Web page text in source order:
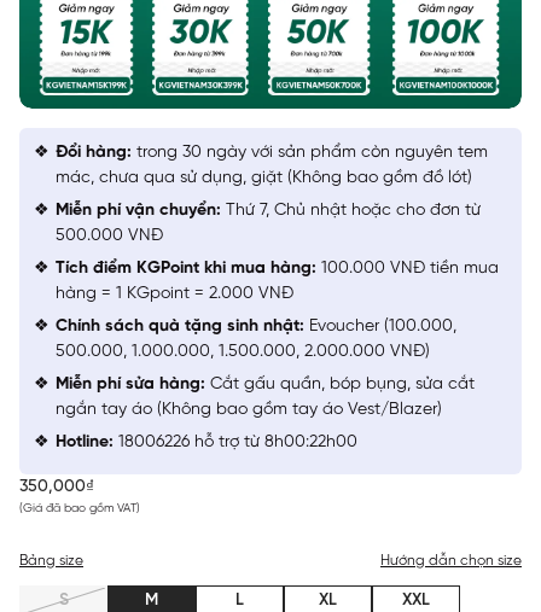
350,000₫
(Giá đã bao gồm VAT)
Bảng size Hướng dẫn chọn size
S M L XL
XXL
Đổi hàng: trong 30 ngày với sản phẩm còn nguyên tem
mác, chưa qua sử dụng, giặt (Không bao gồm đồ lót)
Miễn phí vận chuyển: Thứ 7, Chủ nhật hoặc cho đơn từ
500.000 VNĐ
Tích điểm KGPoint khi mua hàng: 100.000 VNĐ tiền mua
hàng = 1 KGpoint = 2.000 VNĐ
Chính sách quà tặng sinh nhật: Evoucher (100.000,
500.000, 1.000.000, 1.500.000, 2.000.000 VNĐ)
Miễn phí sửa hàng: Cắt gấu quần, bóp bụng, sửa cắt
ngắn tay áo (Không bao gồm tay áo Vest/Blazer)
Hotline: 18006226 hỗ trợ từ 8h00:22h00